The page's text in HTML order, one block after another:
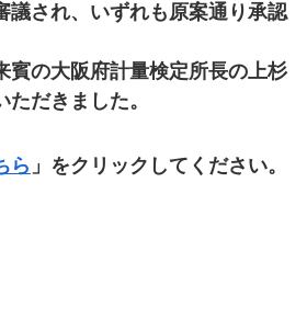
され、いずれも原案通り承認
の大阪府計量検定所長の上杉
だきました。
ら 」をクリックしてください。